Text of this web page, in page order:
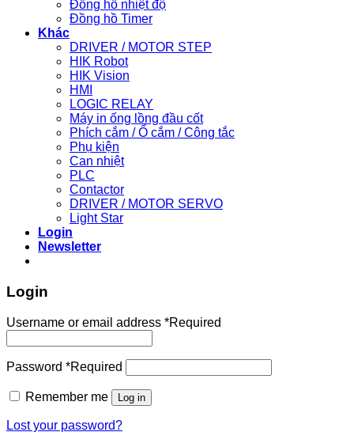
Đồng hồ nhiệt độ
Đồng hồ Timer
Khác
DRIVER / MOTOR STEP
HIK Robot
HIK Vision
HMI
LOGIC RELAY
Máy in ống lồng đầu cốt
Phích cắm / Ổ cắm / Công tắc
Phụ kiện
Can nhiệt
PLC
Contactor
DRIVER / MOTOR SERVO
Light Star
Login
Newsletter
Login
Username or email address *Required
Password *Required
Remember me Log in
Lost your password?